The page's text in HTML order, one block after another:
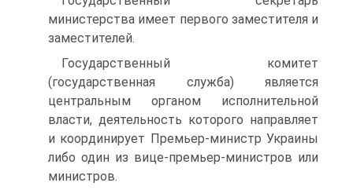
министерства имеет первого заместителя и
заместителей.
Государственный комитет
(государственная служба) является
центральным органом исполнительной
власти, деятельность которого направляет
и координирует Премьер-министр Украины
либо один из вице-премьер-министров или
министров.